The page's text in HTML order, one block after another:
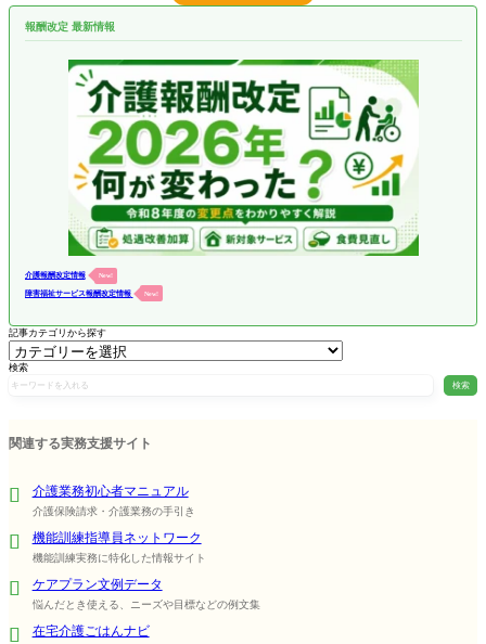
報酬改定 最新情報
介護報酬改定情報 New!
障害福祉サービス報酬改定情報 New!
記事カテゴリから探す
検索
検索
関連する実務支援サイト
介護業務初心者マニュアル
介護保険請求・介護業務の手引き
機能訓練指導員ネットワーク
機能訓練実務に特化した情報サイト
ケアプラン文例データ
悩んだとき使える、ニーズや目標などの例文集
在宅介護ごはんナビ